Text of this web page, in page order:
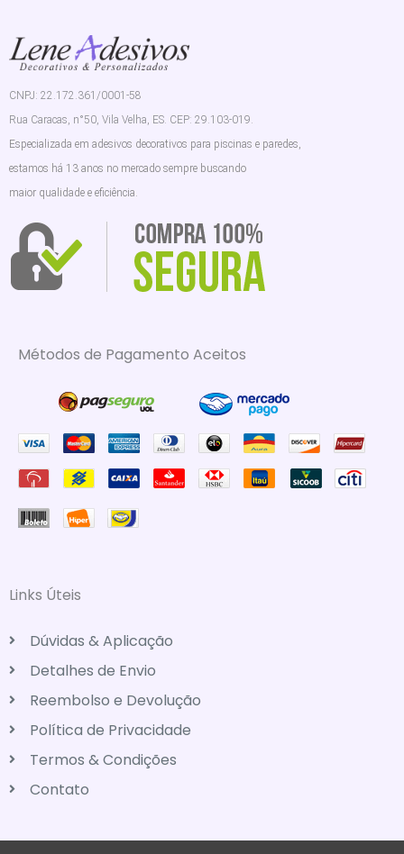
CNPJ: 22.172.361/0001-58
Rua Caracas, n°50, Vila Velha, ES. CEP: 29.103-019.
Especializada em adesivos decorativos para piscinas e paredes,
estamos há 13 anos no mercado sempre buscando
maior qualidade e eficiência.
Métodos de Pagamento Aceitos
Links Úteis
Dúvidas & Aplicação
Detalhes de Envio
Reembolso e Devolução
Política de Privacidade
Termos & Condições
Contato